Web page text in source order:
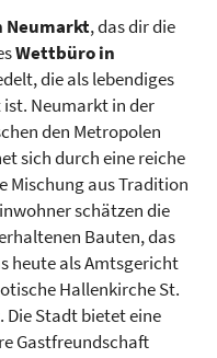
Neumarkt, das dir die
Wettbüro in
die als lebendiges
Neumarkt in der
den Metropolen
sich durch eine reiche
Mischung aus Tradition
schätzen die
Bauten, das
heute als Amtsgericht
Hallenkirche St.
Stadt bietet eine
Gastfreundschaft